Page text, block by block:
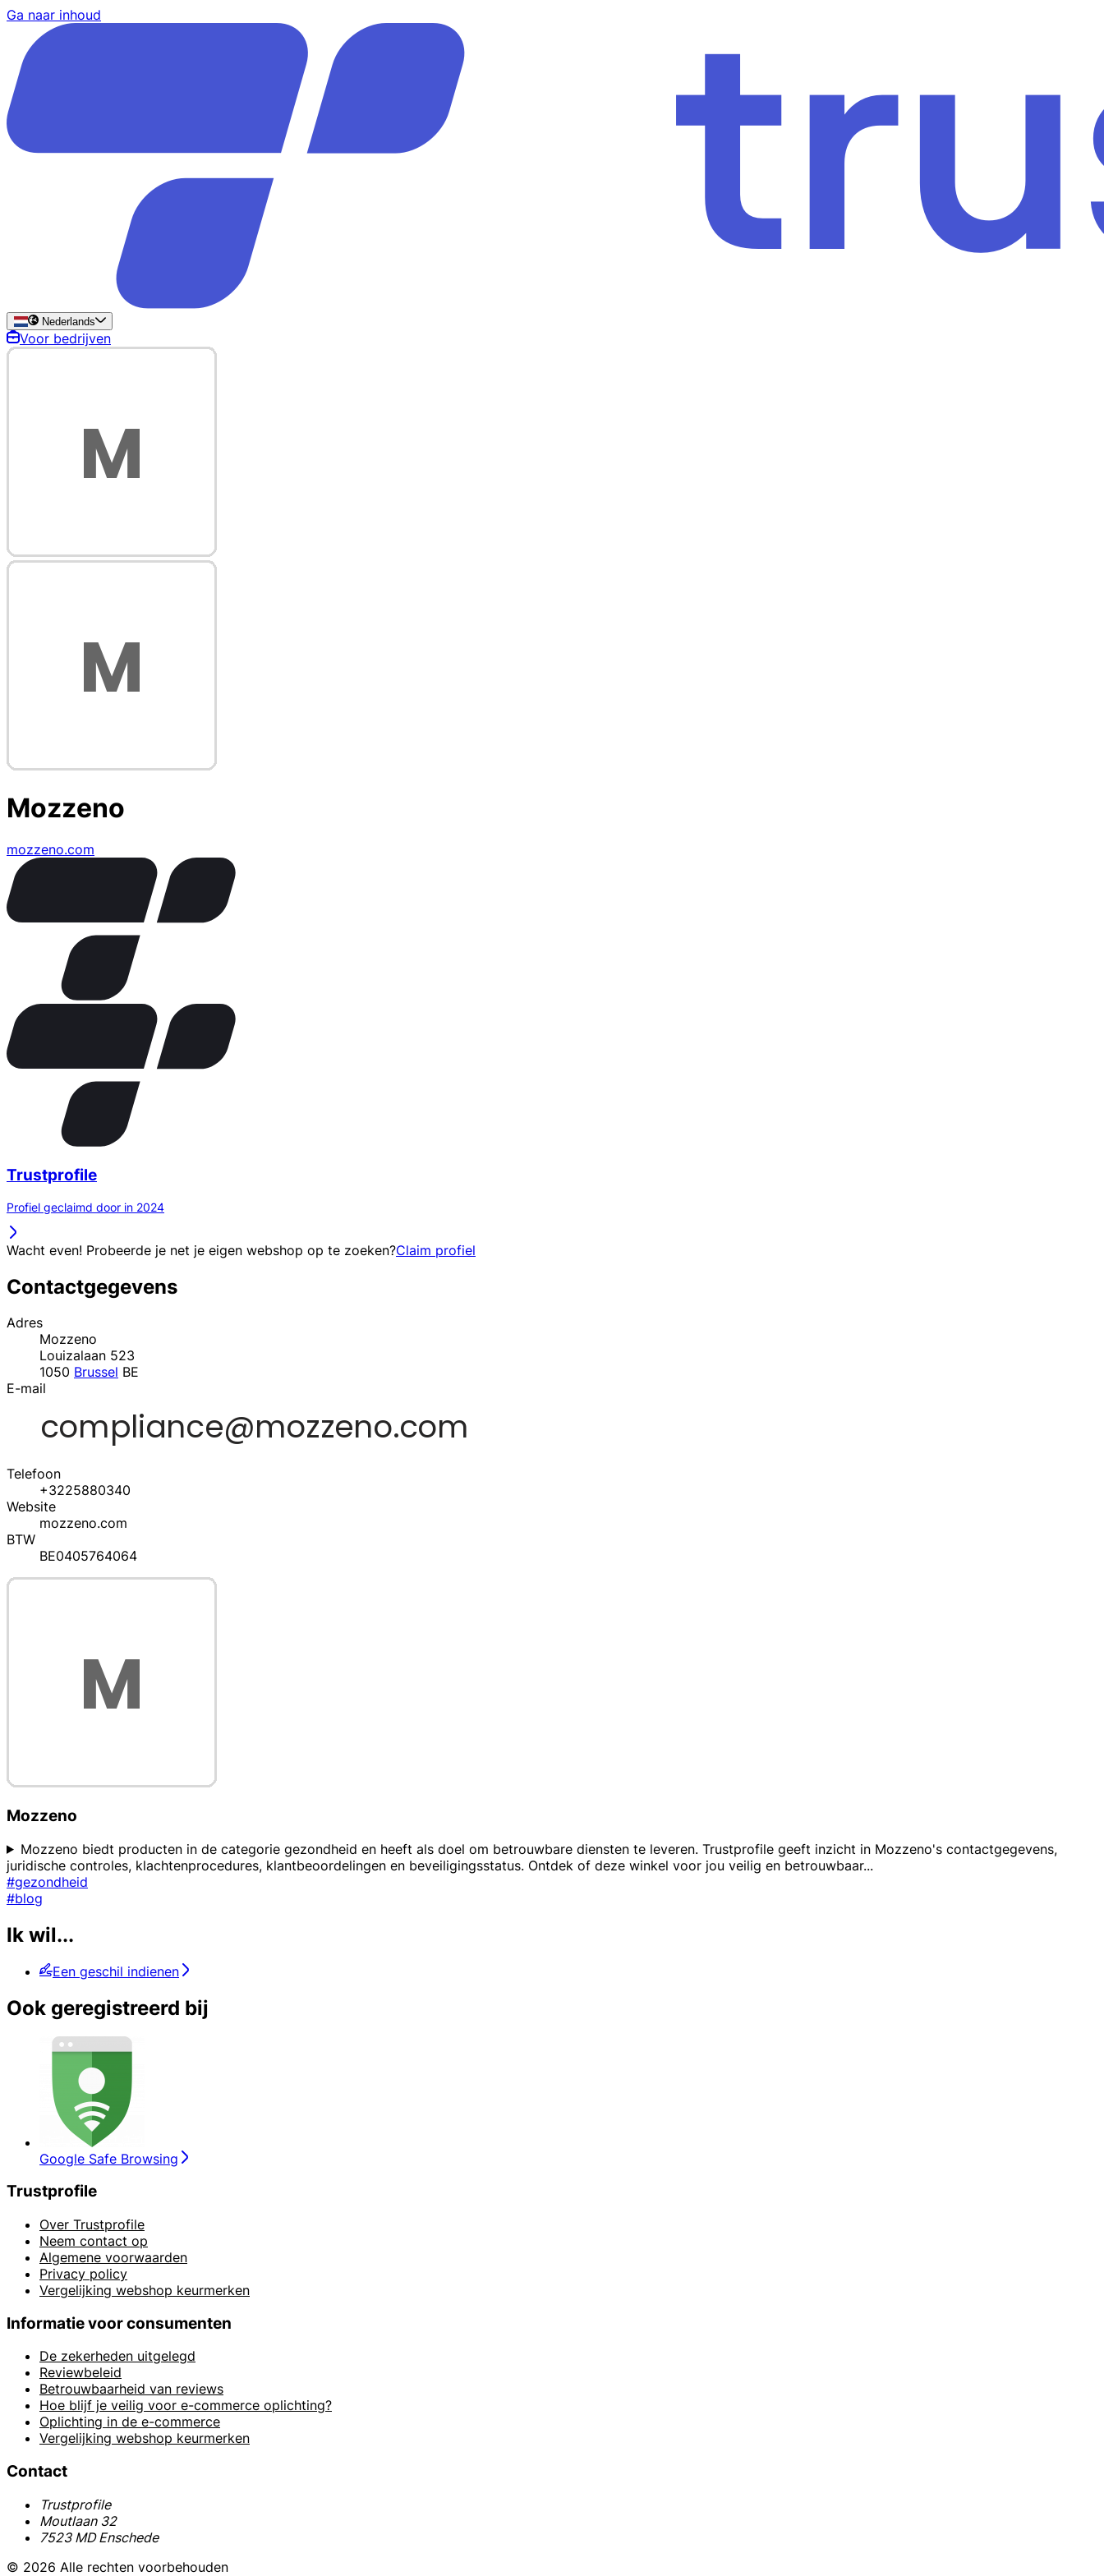
Ga naar inhoud
Nederlands
Voor bedrijven
Mozzeno
mozzeno.com
Trustprofile
Profiel geclaimd door in 2024
Wacht even! Probeerde je net je eigen webshop op te zoeken?Claim profiel
Contactgegevens
Adres
Mozzeno
Louizalaan 523
1050 Brussel BE
E-mail
Telefoon
+3225880340
Website
mozzeno.com
BTW
BE0405764064
Mozzeno
Mozzeno biedt producten in de categorie gezondheid en heeft als doel om betrouwbare diensten te leveren. Trustprofile geeft inzicht in Mozzeno's contactgegevens,
juridische controles, klachtenprocedures, klantbeoordelingen en beveiligingsstatus. Ontdek of deze winkel voor jou veilig en betrouwbaar...
#gezondheid
#blog
Ik wil...
Een geschil indienen
Ook geregistreerd bij
Google Safe Browsing
Trustprofile
Over Trustprofile
Neem contact op
Algemene voorwaarden
Privacy policy
Vergelijking webshop keurmerken
Informatie voor consumenten
De zekerheden uitgelegd
Reviewbeleid
Betrouwbaarheid van reviews
Hoe blijf je veilig voor e-commerce oplichting?
Oplichting in de e-commerce
Vergelijking webshop keurmerken
Contact
Trustprofile
Moutlaan 32
7523 MD Enschede
© 2026 Alle rechten voorbehouden